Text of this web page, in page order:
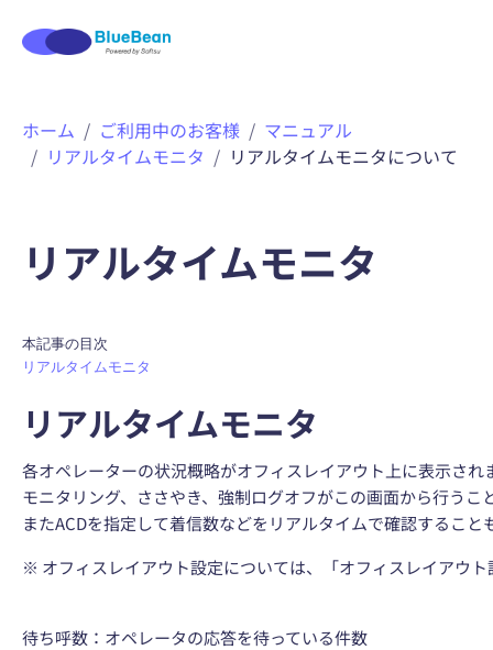
ホーム ご利用中のお客様
マニュアル
リアルタイムモニタ
リアルタイムモニタについて
リアルタイムモニタ
リアルタイムモニタ
リアルタイムモニタ
各オペレーターの状況概略がオフィスレイアウト上に表示され
モニタリング、ささやき、強制ログオフがこの画面から行うこ
またACDを指定して着信数などをリアルタイムで確認すること
※ オフィスレイアウト設定については、「オフィスレイアウ
待ち呼数：オペレータの応答を待っている件数